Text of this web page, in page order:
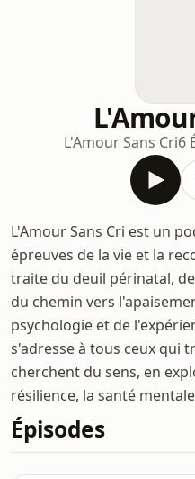
L'Amour Sans Cri6
L'Amour Sans Cri est un
épreuves de la vie et la
traite du deuil périnatal,
du chemin vers
psychologie et de
s'adresse à tous ceux qui
cherchent du sens, en
résilience, la santé
Épisodes